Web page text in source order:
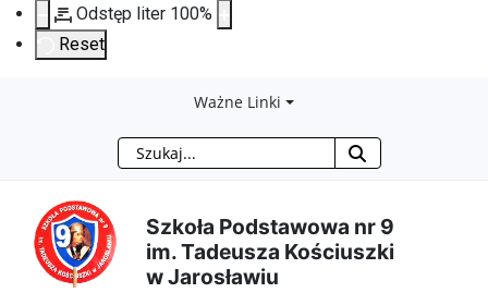
Odstęp liter 100%
Reset
treści
głównej
menu
nawigacyjnego
wyszukiwarki
mapy
strony
Ważne Linki
Szukaj
Szkoła Podstawowa nr 9
im. Tadeusza Kościuszki
w Jarosławiu